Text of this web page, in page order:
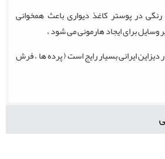
در پوستر کاغذ دیواری باعث همخوانی
وسایل برای ایجاد هارمونی می شود ،
ایرانی بسیار رایج است ( پرده ها ، فرش